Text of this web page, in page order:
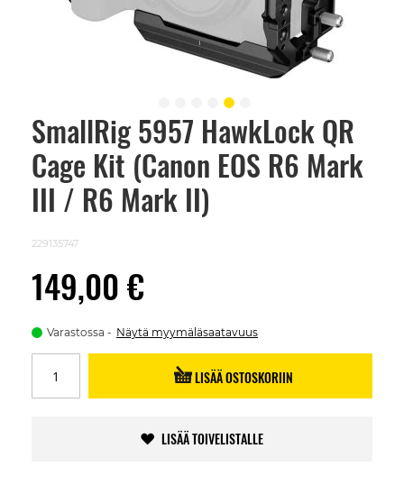
SmallRig 5957 HawkLock QR
Cage Kit (Canon EOS R6 Mark
III / R6 Mark II)
229135747
149,00 €
Varastossa Näytä myymäläsaatavuus
LISÄÄ OSTOSKORIIN
LISÄÄ TOIVELISTALLE
Skip
beginning
images